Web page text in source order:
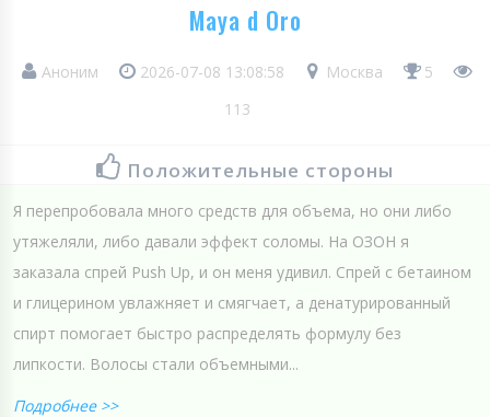
Maya d Oro
Аноним 2026-07-08 13:08:58 Москва
5
113
Положительные стороны
Я перепробовала много средств для объема, но они либо
утяжеляли, либо давали эффект соломы. На ОЗОН я
заказала спрей Push Up, и он меня удивил. Спрей с бетаином
и глицерином увлажняет и смягчает, а денатурированный
спирт помогает быстро распределять формулу без
липкости. Волосы стали объемными...
Подробнее >>